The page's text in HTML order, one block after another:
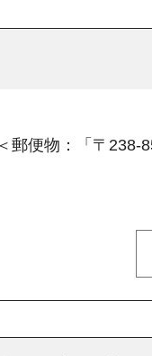
郵便物：「〒